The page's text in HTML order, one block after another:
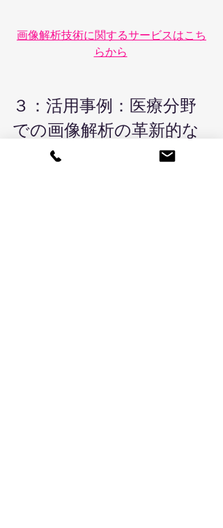
画像解析技術に関するサービスはこち
らから
３：活用事例：医療分野
での画像解析の革新的な